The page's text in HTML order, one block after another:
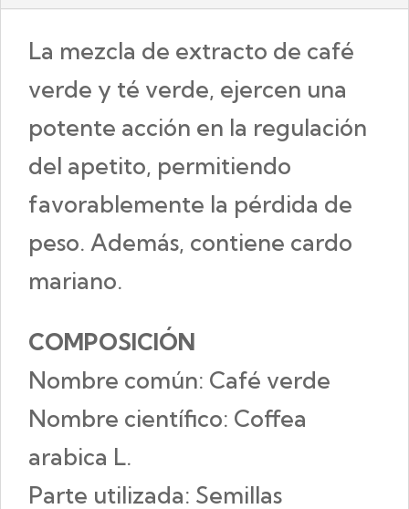
La mezcla de extracto de café
verde y té verde, ejercen una
potente acción en la regulación
del apetito, permitiendo
favorablemente la pérdida de
peso. Además, contiene cardo
mariano.
COMPOSICIÓN
Nombre común: Café verde
Nombre científico: Coffea
arabica L.
Parte utilizada: Semillas